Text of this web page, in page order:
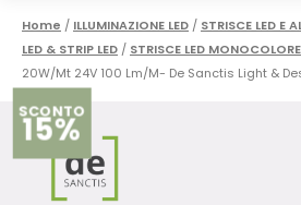
Home / ILLUMINAZIONE LED / STRISCE LED E
LED & STRIP LED / STRISCE LED MONOCOLORE
20W/Mt 24V 100 Lm/M- De Sanctis Light &
SCONTO
15%